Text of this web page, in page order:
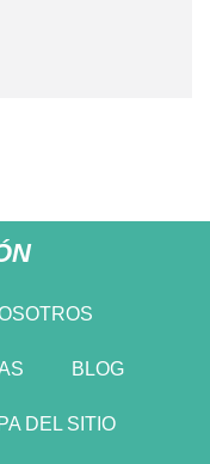
BLOG
DEL SITIO